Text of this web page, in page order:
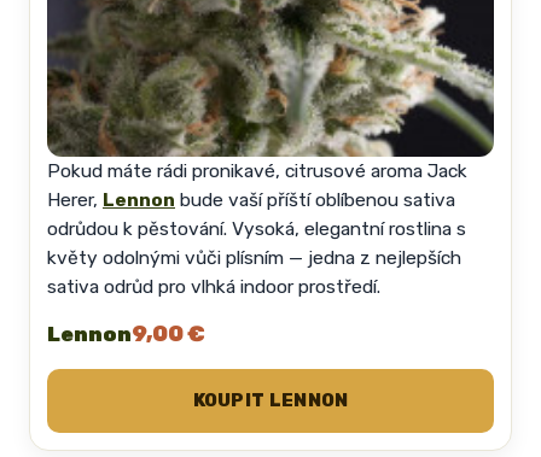
Pokud máte rádi pronikavé, citrusové aroma Jack
Herer, Lennon bude vaší příští oblíbenou sativa
odrůdou k pěstování. Vysoká, elegantní rostlina s
květy odolnými vůči plísním — jedna z nejlepších
sativa odrůd pro vlhká indoor prostředí.
Lennon9,00 €
KOUPIT LENNON